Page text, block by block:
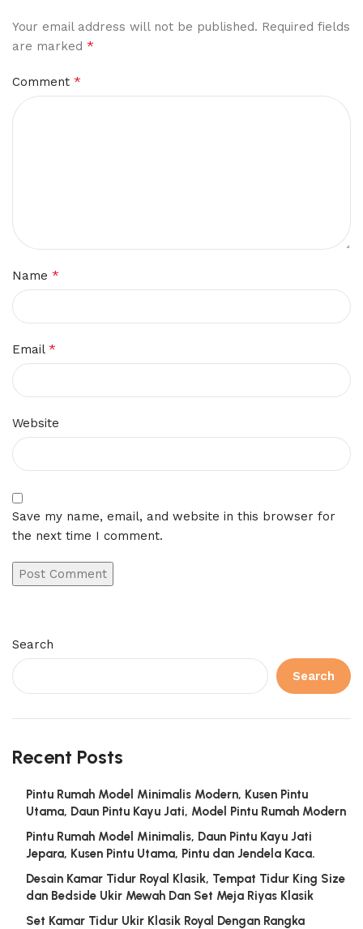
Your email address will not be published. Required fields
are marked *
Comment *
Name *
Email *
Website
Save my name, email, and website in this browser for
the next time I comment.
Search
Search
Recent Posts
Pintu Rumah Model Minimalis Modern, Kusen Pintu
Utama, Daun Pintu Kayu Jati, Model Pintu Rumah Modern
Pintu Rumah Model Minimalis, Daun Pintu Kayu Jati
Jepara, Kusen Pintu Utama, Pintu dan Jendela Kaca.
Desain Kamar Tidur Royal Klasik, Tempat Tidur King Size
dan Bedside Ukir Mewah Dan Set Meja Riyas Klasik
Set Kamar Tidur Ukir Klasik Royal Dengan Rangka